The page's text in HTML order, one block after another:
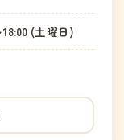
18:00 (土曜日)